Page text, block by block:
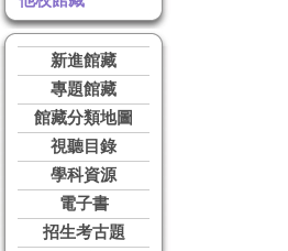
新進館藏
專題館藏
館藏分類地圖
視聽目錄
學科資源
電子書
招生考古題